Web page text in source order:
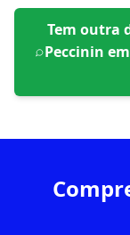
Tem outra
Peccinin